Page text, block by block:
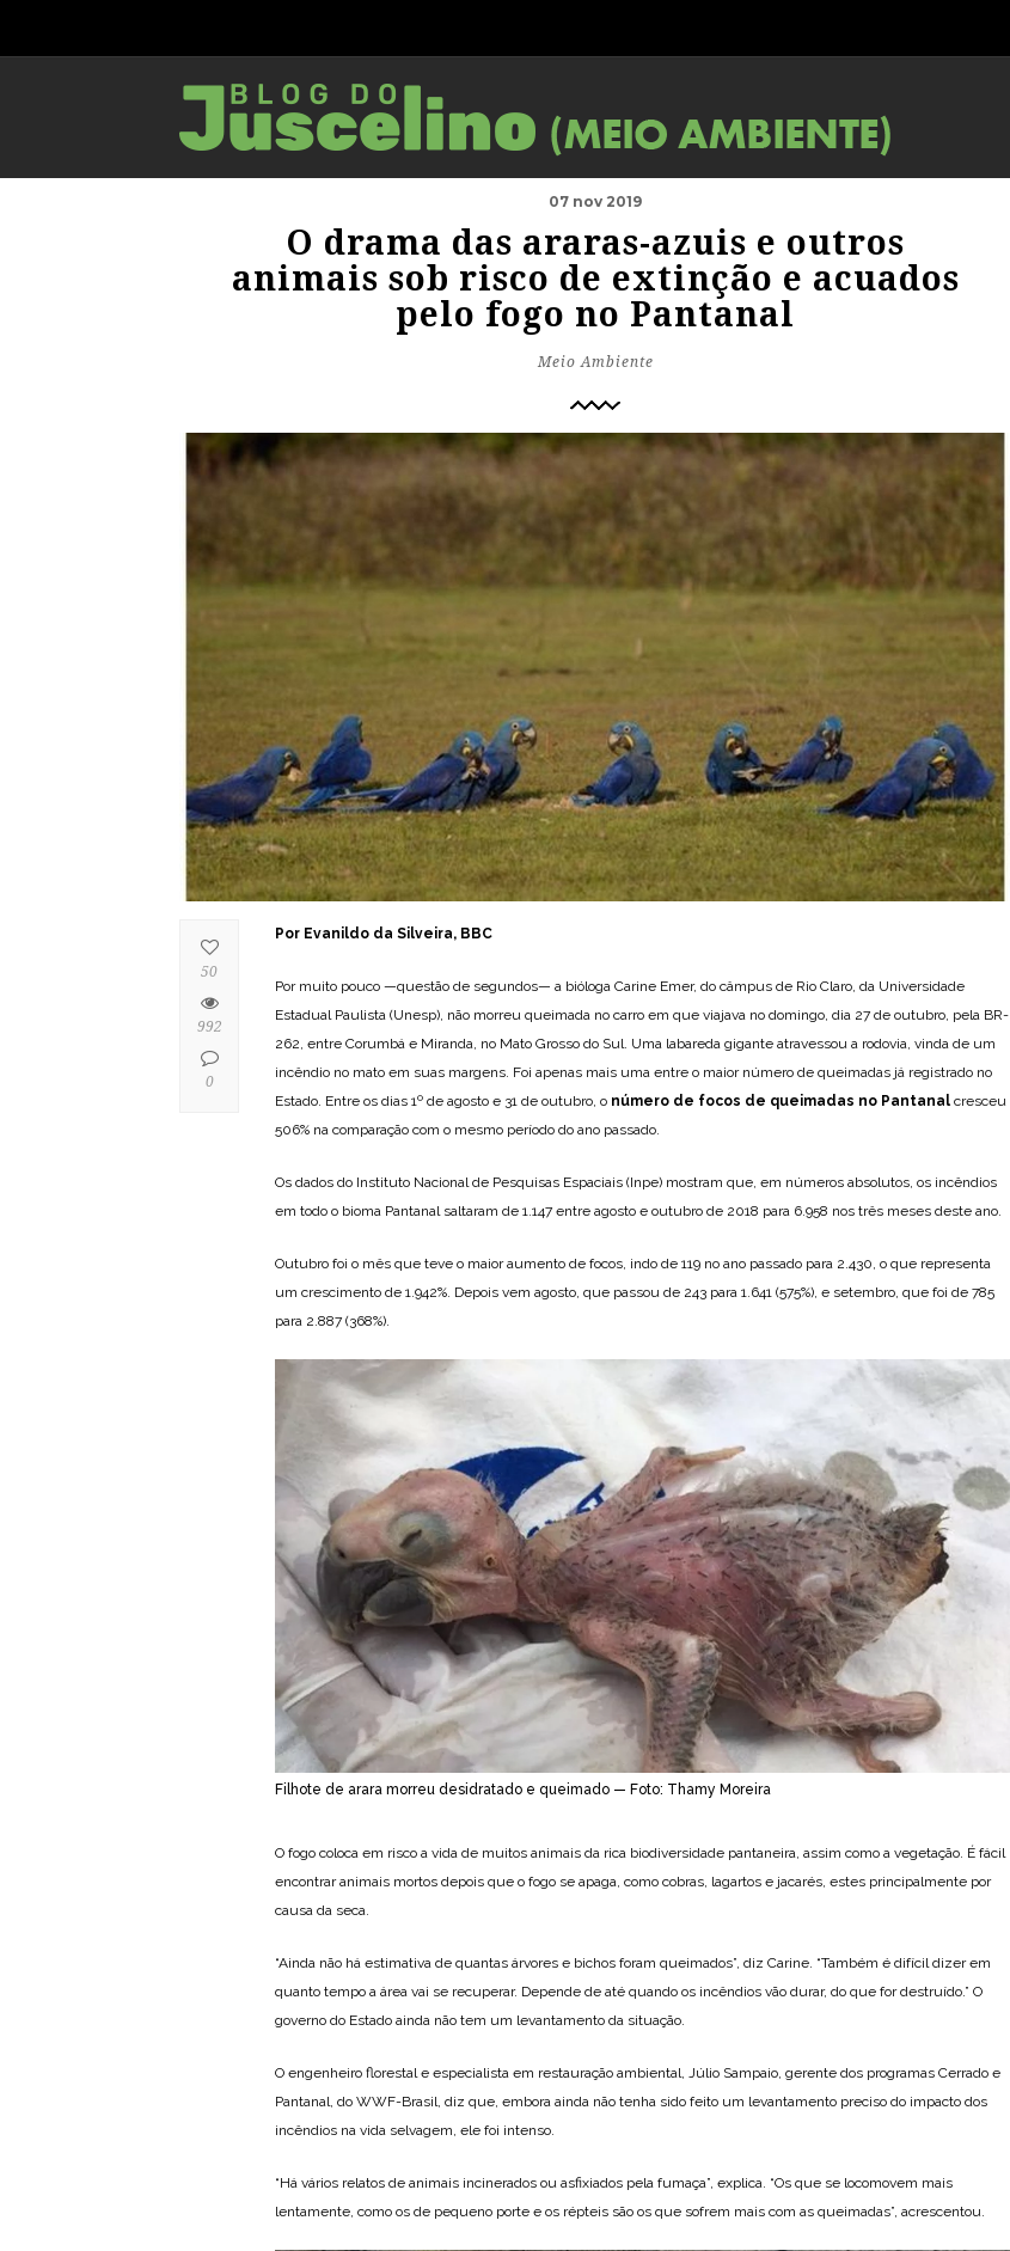
07 nov 2019
O drama das araras-azuis e outros
animais sob risco de extinção e acuados
pelo fogo no Pantanal
Meio Ambiente
Por Evanildo da Silveira, BBC
Por muito pouco —questão de segundos— a bióloga Carine Emer, do câmpus de Rio Claro, da Universidade
Estadual Paulista (Unesp), não morreu queimada no carro em que viajava no domingo, dia 27 de outubro, pela BR-
262, entre Corumbá e Miranda, no Mato Grosso do Sul. Uma labareda gigante atravessou a rodovia, vinda de um
incêndio no mato em suas margens. Foi apenas mais uma entre o maior número de queimadas já registrado no
Estado. Entre os dias 1º de agosto e 31 de outubro, o número de focos de queimadas no Pantanal cresceu
506% na comparação com o mesmo período do ano passado.
Os dados do Instituto Nacional de Pesquisas Espaciais (Inpe) mostram que, em números absolutos, os incêndios
em todo o bioma Pantanal saltaram de 1.147 entre agosto e outubro de 2018 para 6.958 nos três meses deste ano.
Outubro foi o mês que teve o maior aumento de focos, indo de 119 no ano passado para 2.430, o que representa
um crescimento de 1.942%. Depois vem agosto, que passou de 243 para 1.641 (575%), e setembro, que foi de 785
para 2.887 (368%).
Filhote de arara morreu desidratado e queimado — Foto: Thamy Moreira
O fogo coloca em risco a vida de muitos animais da rica biodiversidade pantaneira, assim como a vegetação. É fácil
encontrar animais mortos depois que o fogo se apaga, como cobras, lagartos e jacarés, estes principalmente por
causa da seca.
“Ainda não há estimativa de quantas árvores e bichos foram queimados”, diz Carine. “Também é difícil dizer em
quanto tempo a área vai se recuperar. Depende de até quando os incêndios vão durar, do que for destruído.” O
governo do Estado ainda não tem um levantamento da situação.
O engenheiro florestal e especialista em restauração ambiental, Júlio Sampaio, gerente dos programas Cerrado e
Pantanal, do WWF-Brasil, diz que, embora ainda não tenha sido feito um levantamento preciso do impacto dos
incêndios na vida selvagem, ele foi intenso.
“Há vários relatos de animais incinerados ou asfixiados pela fumaça”, explica. “Os que se locomovem mais
lentamente, como os de pequeno porte e os répteis são os que sofrem mais com as queimadas”, acrescentou.
50
992
0